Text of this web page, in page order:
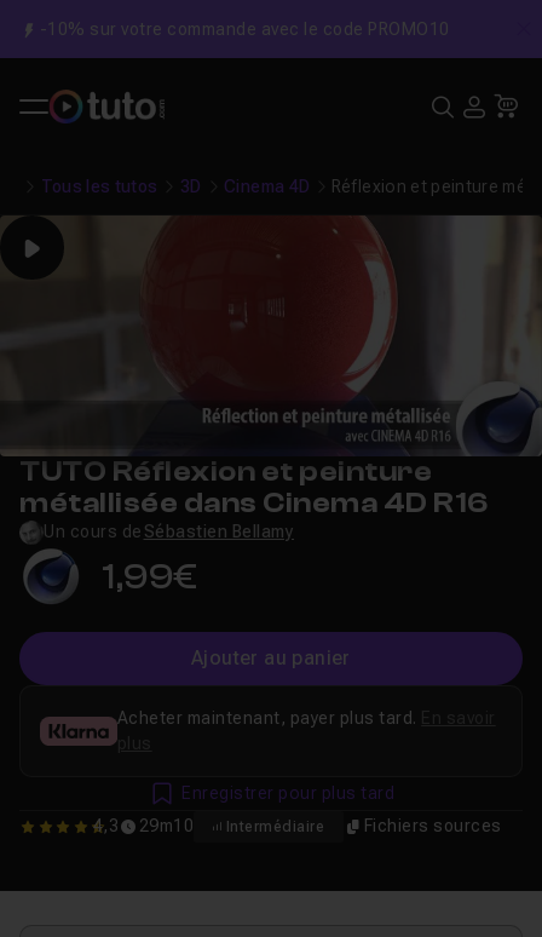
-10% sur votre commande avec le code PROMO10
Tous les tutos 3D Cinema 4D Réflexion et peinture
Play
TUTO Réflexion et peinture
métallisée dans Cinema 4D R16
Un cours de Sébastien Bellamy
1,99€
Ajouter au panier
4.3333333333333
4,3 29m10 Intermédiaire Fichiers sources
Acheter maintenant, payer plus tard.
plus
Enregistrer pour plus tard